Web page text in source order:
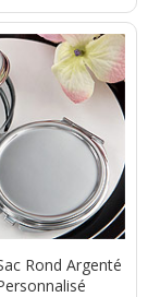
Rond Argenté